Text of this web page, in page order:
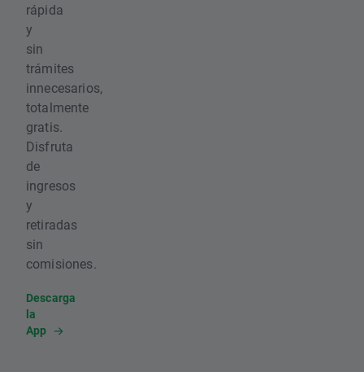
rápida
y
sin
trámites
innecesarios,
totalmente
gratis.
Disfruta
de
ingresos
y
retiradas
sin
comisiones.
Descarga
la
App